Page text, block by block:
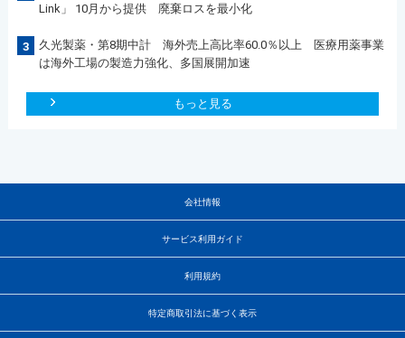
Link」 10月から提供 廃棄ロスを最小化
3
久光製薬・第8期中計 海外売上高比率60.0％以上 医療用薬事業
は海外工場の製造力強化、多国展開加速
もっと見る
会社情報
サービス利用ガイド
利用規約
特定商取引法に基づく表示